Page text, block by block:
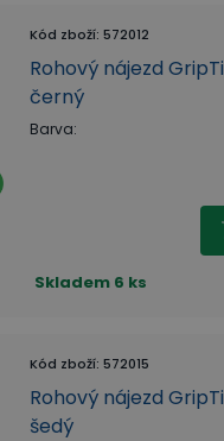
Kód zboží: 572012
Rohový nájezd
černý
Barva:
Skladem 6 ks
Kód zboží: 572015
Rohový nájezd
šedý